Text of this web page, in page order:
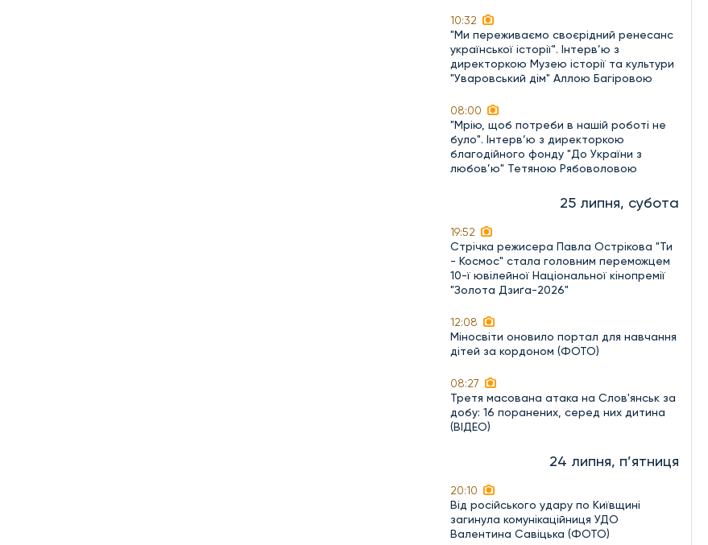
10:32
"Ми переживаємо своєрідний ренесанс
української історії". Інтерв’ю з
директоркою Музею історії та культури
"Уваровський дім" Аллою Багіровою
08:00
"Мрію, щоб потреби в нашій роботі не
було". Інтерв’ю з директоркою
благодійного фонду "До України з
любов’ю" Тетяною Рябоволовою
25 липня, субота
19:52
Стрічка режисера Павла Острікова "Ти
- Космос" стала головним переможцем
10-ї ювілейної Національної кінопремії
"Золота Дзиґа-2026"
12:08
Міносвіти оновило портал для навчання
дітей за кордоном (ФОТО)
08:27
Третя масована атака на Слов'янськ за
добу: 16 поранених, серед них дитина
(ВІДЕО)
24 липня, п’ятниця
20:10
Від російського удару по Київщині
загинула комунікаційниця УДО
Валентина Савіцька (ФОТО)